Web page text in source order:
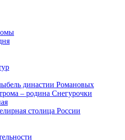
династии Романовых
– родина Снегурочки
столица России